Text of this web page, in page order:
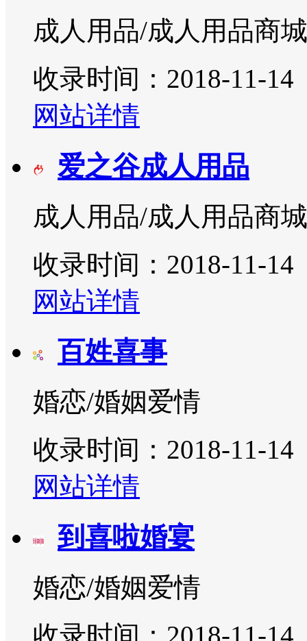
成人用品/成人用品商城
收录时间：2018-11-14
网站详情
爱之谷成人用品
成人用品/成人用品商城
收录时间：2018-11-14
网站详情
百姓喜事
婚恋/婚姻爱情
收录时间：2018-11-14
网站详情
到喜啦婚宴
婚恋/婚姻爱情
收录时间：2018-11-14